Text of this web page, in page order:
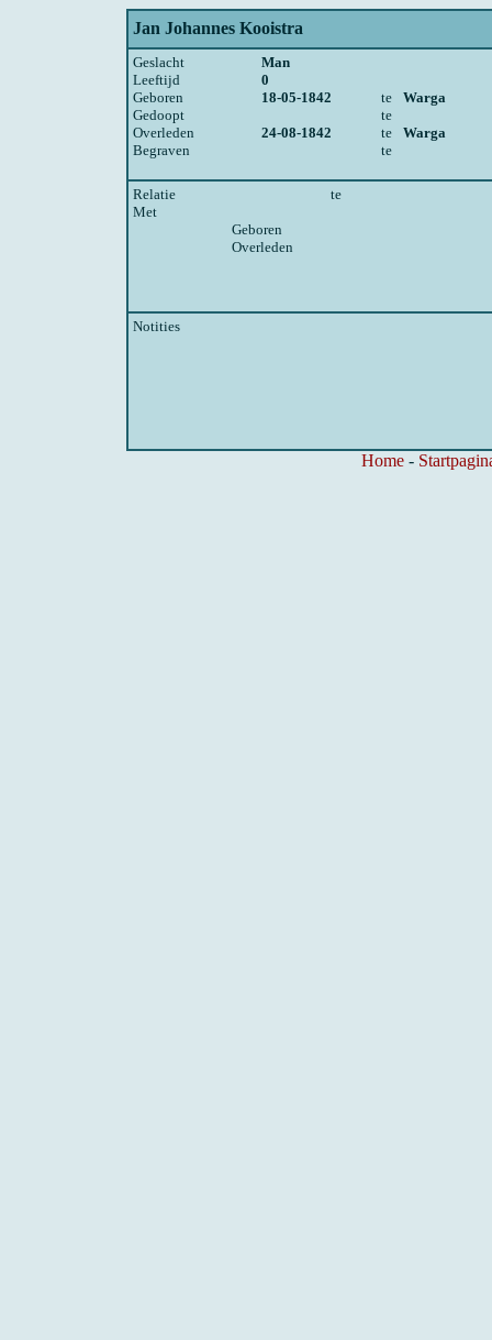
Jan Johannes Kooistra
Geslacht
Man
Leeftijd
0
Geboren
18-05-1842 te
Warga
Gedoopt
te
Overleden
24-08-1842 te
Warga
Begraven
te
Relatie
te
Met
Geboren
Overleden
Notities
Home-